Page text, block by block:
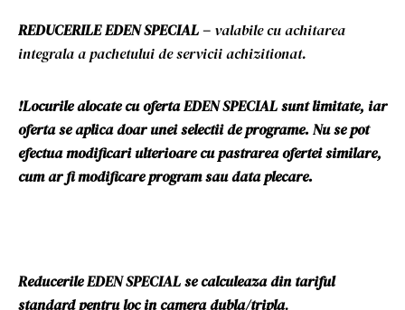
REDUCERILE EDEN SPECIAL – valabile cu achitarea
integrala a pachetului de servicii achizitionat.
!Locurile alocate cu oferta EDEN SPECIAL sunt limitate, iar
oferta se aplica doar unei selectii de programe. Nu se pot
efectua modificari ulterioare cu pastrarea ofertei similare,
cum ar fi modificare program sau data plecare.
Reducerile EDEN SPECIAL se calculeaza din tariful
standard pentru loc in camera dubla/tripla.